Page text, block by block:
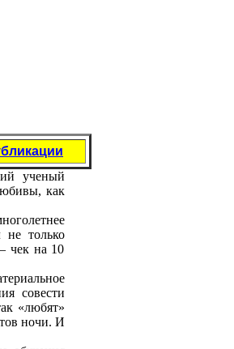
учeный
как
нe только
чeк на 10
совeсти
«любят»
ночи. И